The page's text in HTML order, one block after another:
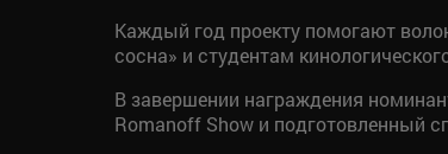
Каждый год проекту помогают
сосна» и студентам
В завершении награждения
Romanoff Show и подготовленный